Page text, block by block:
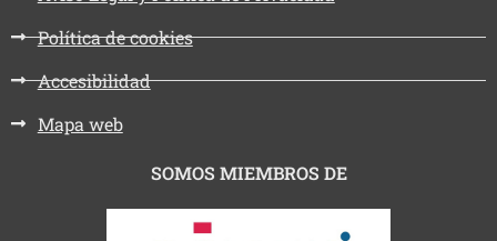
Política de cookies
Accesibilidad
Mapa web
SOMOS MIEMBROS DE